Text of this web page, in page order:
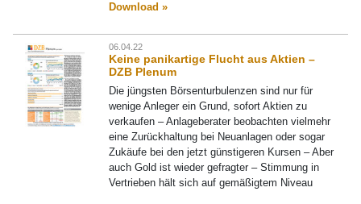
Download »
06.04.22
Keine panikartige Flucht aus Aktien –
DZB Plenum
Die jüngsten Börsenturbulenzen sind nur für
wenige Anleger ein Grund, sofort Aktien zu
verkaufen – Anlageberater beobachten vielmehr
eine Zurückhaltung bei Neuanlagen oder sogar
Zukäufe bei den jetzt günstigeren Kursen – Aber
auch Gold ist wieder gefragter – Stimmung in
Vertrieben hält sich auf gemäßigtem Niveau